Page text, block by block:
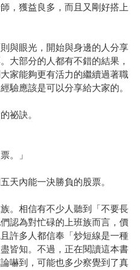
，獲益良多，而且又剛好搭上
與眼光，開始與身邊的人分享
大部分的人都有不錯的結果，
家能夠更有活力的繼續過著職
驗應該是可以分享給大家的。
祕訣。
。」
天內能一決勝負的股票。
。相信有不少人聽到「不要長
認為對忙碌的上班族而言，價
許多人都信奉「炒短線是一種
皆知。不過，正在閱讀這本書
嚇到，可能也多少察覺到了真